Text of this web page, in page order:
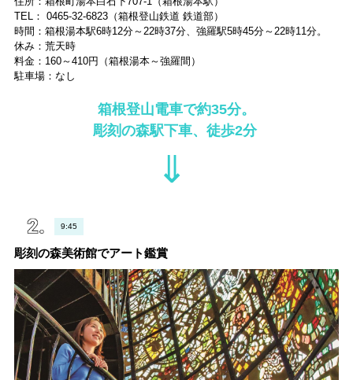
TEL： 0465-32-6823（箱根登山鉄道 鉄道部）
時間：箱根湯本駅6時12分～22時37分、強羅駅5時45分～22時11分。
休み：荒天時
料金：160～410円（箱根湯本～強羅間）
駐車場：なし
箱根登山電車で約35分。
彫刻の森駅下車、徒歩2分
⇓
9:45
彫刻の森美術館でアート鑑賞